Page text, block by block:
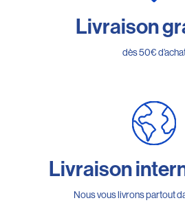
Livraison
dès 50€
Livraison
Nous vous livrons partout